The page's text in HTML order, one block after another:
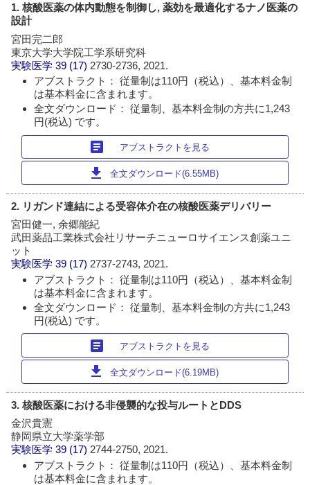
1. 核酸医薬の体内動態を制御し, 薬効を最適化するナノ医薬の
設計
宮田完二郎
東京大学大学院工学系研究科
実験医学 39 (17) 2730-2736, 2021.
アブストラクト： 従量制は110円（税込）、基本料金制
は基本料金に含まれます。
全文ダウンロード： 従量制、基本料金制の方共に1,243
円(税込) です。
article アブストラクトを見る
download 全文ダウンロード(6.55MB)
2. リガンド連結による受容体介在の核酸医薬デリバリー
宮田健一, 余郷能紀
武田薬品工業株式会社リサーチニューロサイエンス創薬ユニ
ット
実験医学 39 (17)2737-2743, 2021.
アブストラクト： 従量制は110円（税込）、基本料金制
は基本料金に含まれます。
全文ダウンロード： 従量制、基本料金制の方共に1,243
円(税込) です。
article アブストラクトを見る
download 全文ダウンロード(6.19MB)
3. 核酸医薬における非侵襲的な投与ルートとDDS
金沢貴憲
静岡県立大学薬学部
実験医学 39 (17) 2744-2750, 2021.
アブストラクト： 従量制は110円（税込）、基本料金制
は基本料金に含まれます。